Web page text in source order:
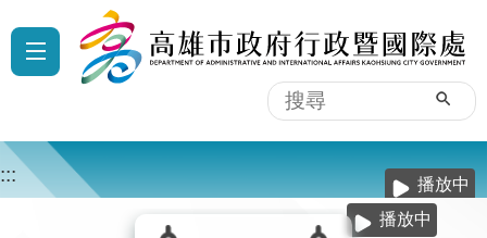
跳到主要內容區塊
搜
尋
播放中
:::
播放中